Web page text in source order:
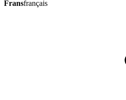
Fransfrançais